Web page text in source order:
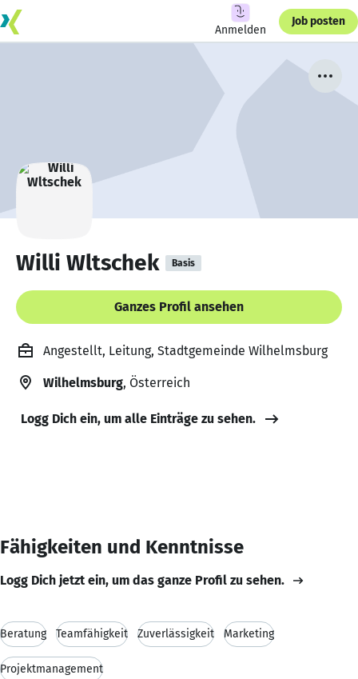
Anmelden
Job posten
Willi Wltschek Basis
Ganzes Profil ansehen
Angestellt, Leitung, Stadtgemeinde Wilhelmsburg
Wilhelmsburg, Österreich
Logg Dich ein, um alle Einträge zu sehen.
Fähigkeiten und Kenntnisse
Logg Dich jetzt ein, um das ganze Profil zu sehen.
Beratung Teamfähigkeit Zuverlässigkeit Marketing
Projektmanagement